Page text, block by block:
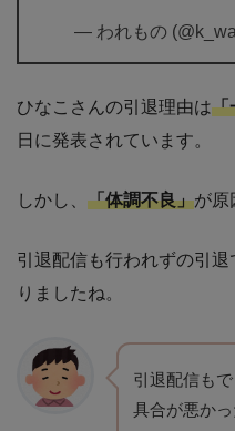
— われもの
ひなこさんの引退理由は「
日に発表されています。
しかし、 「体調不良」が原
引退配信も行われずの引
りましたね。
引退配信も
具合が悪かっ